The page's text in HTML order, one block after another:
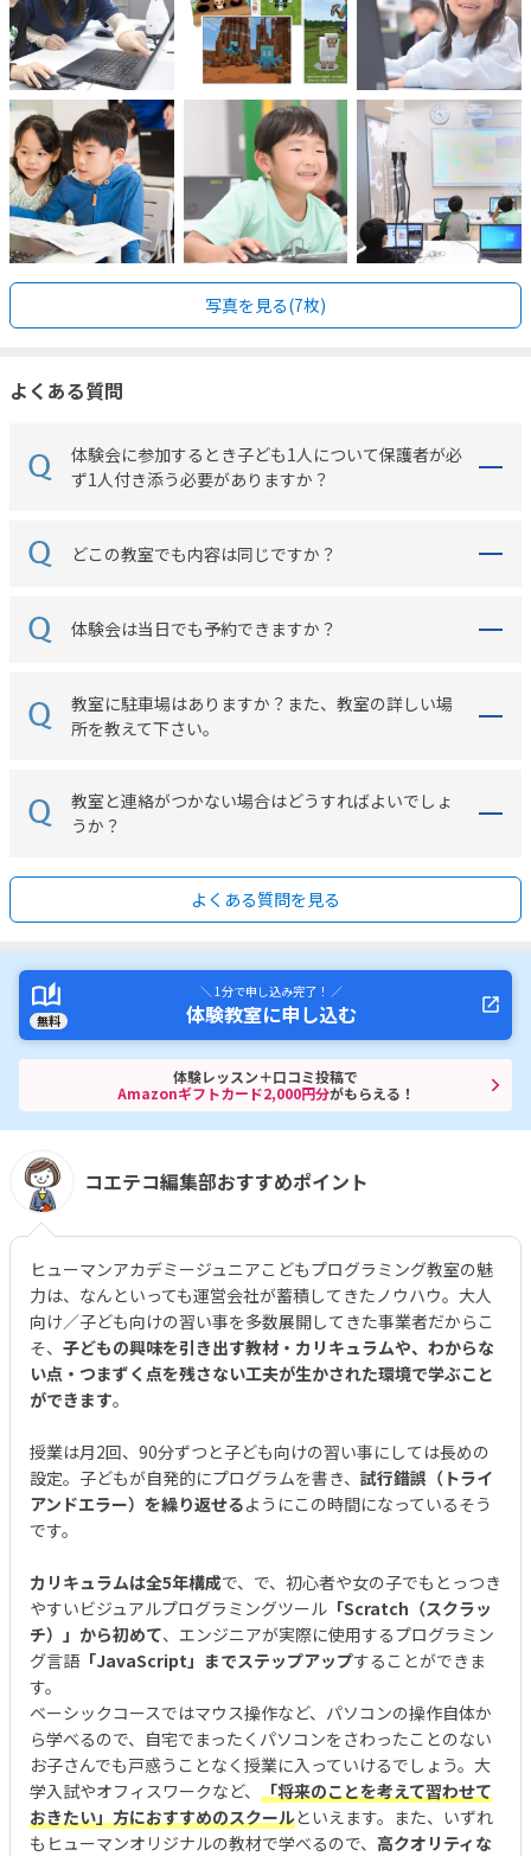
写真を見る(7枚)
よくある質問
体験会に参加するとき子ども1人について保護者が必
ず1人付き添う必要がありますか？
どこの教室でも内容は同じですか？
体験会は当日でも予約できますか？
教室に駐車場はありますか？また、教室の詳しい場
所を教えて下さい。
教室と連絡がつかない場合はどうすればよいでしょ
うか？
よくある質問を見る
無料
＼ 1分で申し込み完了！ ／
体験教室に申し込む
体験レッスン＋口コミ投稿で
Amazonギフトカード2,000円分がもらえる！
コエテコ編集部おすすめポイント
ヒューマンアカデミージュニアこどもプログラミング教室の魅
力は、なんといっても運営会社が蓄積してきたノウハウ。大人
向け／子ども向けの習い事を多数展開してきた事業者だからこ
そ、 子どもの興味を引き出す教材・カリキュラムや、わからな
い点・つまずく点を残さない工夫が生かされた環境で学ぶこと
ができます。
授業は月2回、90分ずつと子ども向けの習い事にしては長めの
設定。子どもが自発的にプログラムを書き、 試行錯誤（トライ
アンドエラー）を繰り返せるようにこの時間になっているそう
です。
カリキュラムは全5年構成で、で、初心者や女の子でもとっつき
やすいビジュアルプログラミングツール 「Scratch（スクラッ
チ）」から初めて、エンジニアが実際に使用するプログラミン
グ言語「JavaScript」までステップアップすることができま
す。
ベーシックコースではマウス操作など、パソコンの操作自体か
ら学べるので、自宅でまったくパソコンをさわったことのない
お子さんでも戸惑うことなく授業に入っていけるでしょう。大
学入試やオフィスワークなど、
「将来のことを考えて習わせて
おきたい」方におすすめのスクールといえます。また、いずれ
もヒューマンオリジナルの教材で学べるので、 高クオリティな